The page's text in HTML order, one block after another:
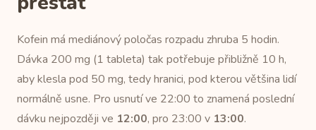
Kofein má mediánový poločas rozpadu zhruba 5 hodin.
Dávka 200 mg (1 tableta) tak potřebuje přibližně 10 h,
aby klesla pod 50 mg, tedy hranici, pod kterou většina lidí
normálně usne. Pro usnutí ve 22:00 to znamená poslední
dávku nejpozději ve 12:00, pro 23:00 v 13:00.